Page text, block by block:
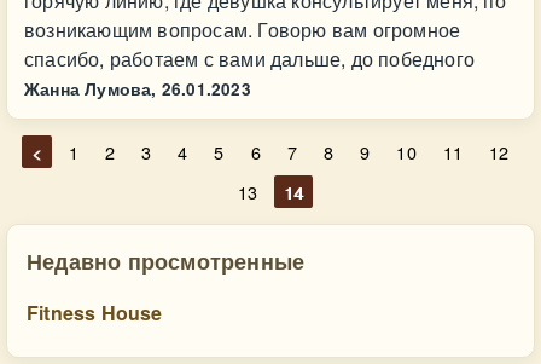
возникающим вопросам. Говорю вам огромное
спасибо, работаем с вами дальше, до победного
Жанна Лумова, 26.01.2023
< 1 2 3 4 5 6 7 8 9 10 11
12
13
14
Недавно просмотренные
Fitness House